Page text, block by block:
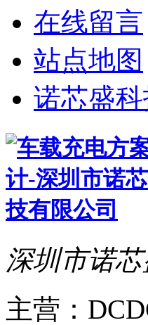
在线留言
站点地图
诺芯盛
深圳市诺
主营：